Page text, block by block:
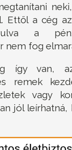
Ettől a cég
a
nem fog
így van,
remek
vagy
jól